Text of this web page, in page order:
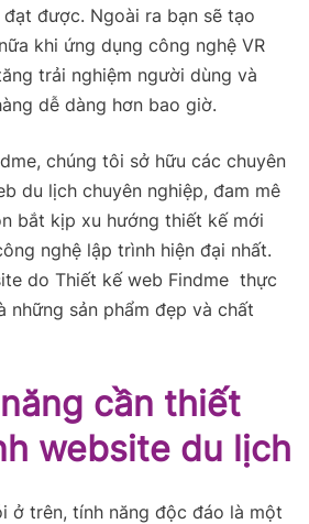
được. Ngoài ra bạn sẽ tạo
khi ứng dụng công nghệ VR
trải nghiệm người dùng và
dễ dàng hơn bao giờ.
chúng tôi sở hữu các chuyên
du lịch chuyên nghiệp, đam mê
bắt kịp xu hướng thiết kế mới
nghệ lập trình hiện đại nhất.
do Thiết kế web Findme thực
những sản phẩm đẹp và chất
cần thiết
website du lịch
ở trên, tính năng độc đáo là một